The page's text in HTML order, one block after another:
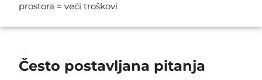
prostora = veći troškovi
Često postavljana pitanja